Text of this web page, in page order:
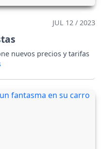
JUL 12 / 2023
nuevos precios y tarifas